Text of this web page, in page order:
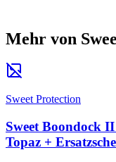
Mehr von
Sweet Protection
Sweet Boondock
Topaz +